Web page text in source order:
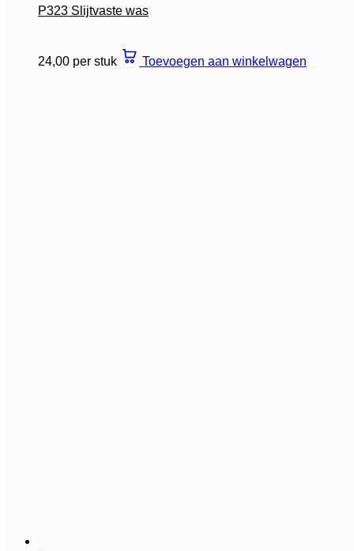
P323 Slijtvaste was
24,00 per stuk Toevoegen aan winkelwagen